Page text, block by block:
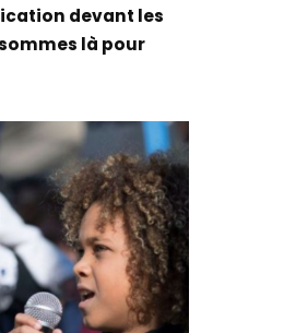
devant les
là pour